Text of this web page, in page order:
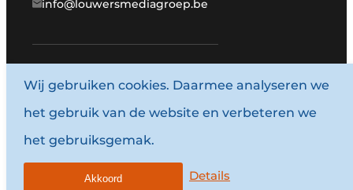
info@louwersmediagroep.be
www.louwersmediagroep.com
© 1987 - 2026 Louwersmediagroep.
Algemene voorwaarden
Wij gebruiken cookies. Daarmee analyseren we
het gebruik van de website en verbeteren we
het gebruiksgemak.
Details
Akkoord